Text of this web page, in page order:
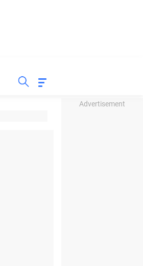
Advertisement
INSPIRASI BISNIS